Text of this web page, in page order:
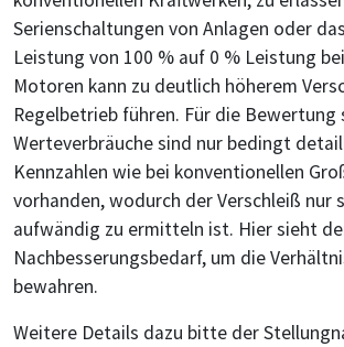
Serienschaltungen von Anlagen oder
Leistung von 100 % auf 0 % Leistung
Motoren kann zu deutlich höherem
Regelbetrieb führen. Für die Bewertung
Werteverbräuche sind nur bedingt
Kennzahlen wie bei konventionellen
vorhanden, wodurch der Verschleiß nur
aufwändig zu ermitteln ist. Hier sieht
Nachbesserungsbedarf, um die
bewahren.
Weitere Details dazu bitte der